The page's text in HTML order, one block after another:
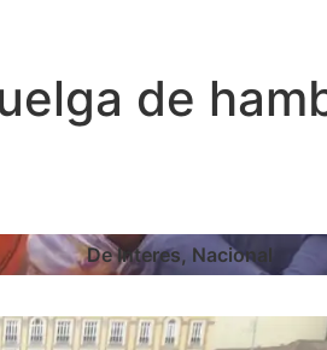
de
De Interes, Nacional